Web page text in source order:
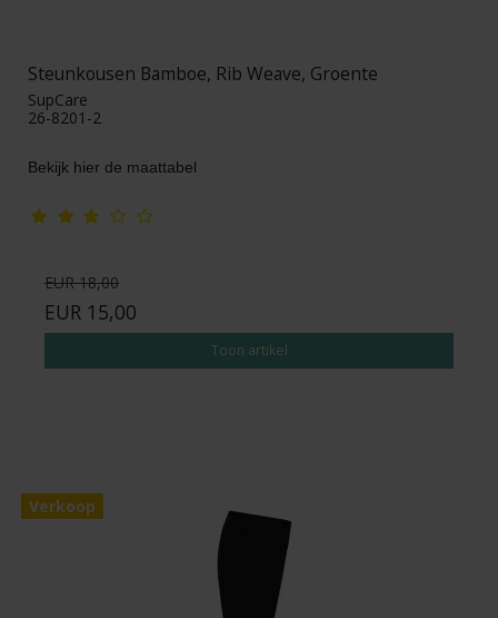
Steunkousen Bamboe, Rib Weave, Groente
SupCare
26-8201-2
Bekijk hier de maattabel
EUR 18,00
EUR 15,00
Toon artikel
Verkoop